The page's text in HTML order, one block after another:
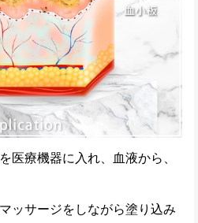
医療機器に入れ、血液から、
ッサージをしながら塗り込み